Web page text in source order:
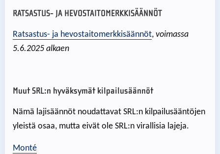
RATSASTUS- JA HEVOSTAITOMERKKISÄÄNNÖT
Ratsastus- ja hevostaitomerkkisäännöt, voimassa
5.6.2025 alkaen
Muut SRL:n hyväksymät kilpailusäännöt
Nämä lajisäännöt noudattavat SRL:n kilpailusääntöjen
yleistä osaa, mutta eivät ole SRL:n virallisia lajeja.
Monté